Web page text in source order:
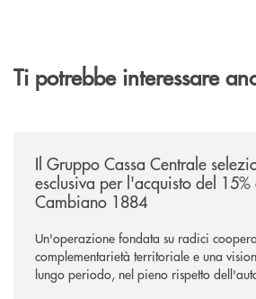
Ti potrebbe interessare
Il Gruppo Cassa Centrale
esclusiva per l'acquisto del 15%
Cambiano 1884
Un'operazione fondata su radici
complementarietà territoriale e una
lungo periodo, nel pieno rispetto